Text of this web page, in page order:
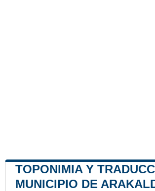
TOPONIMIA Y
MUNICIPIO DE